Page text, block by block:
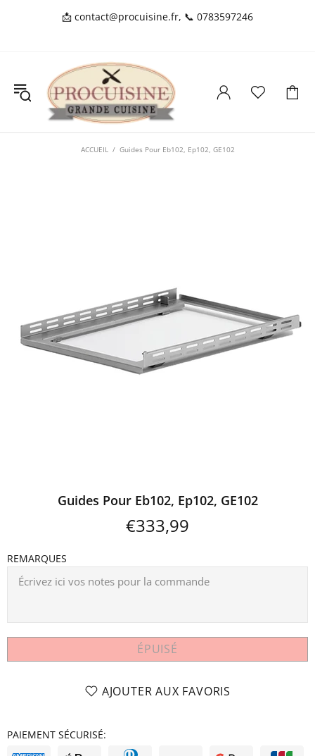
📩 contact@procuisine.fr, 📞 0783597246
ACCUEIL Guides Pour Eb102, Ep102, GE102
Guides Pour Eb102, Ep102, GE102
€333,99
REMARQUES
ÉPUISÉ
AJOUTER AUX FAVORIS
PAIEMENT SÉCURISÉ: